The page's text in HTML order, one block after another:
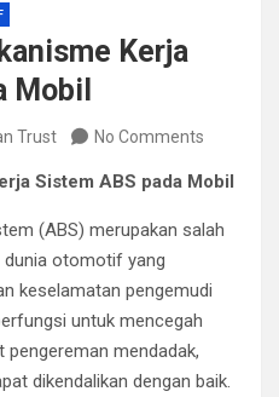
Kerja
Mobil
Trust No Comments
Sistem ABS pada Mobil
(ABS) merupakan salah
otomotif yang
keselamatan pengemudi
untuk mencegah
mendadak,
dikendalikan dengan baik.